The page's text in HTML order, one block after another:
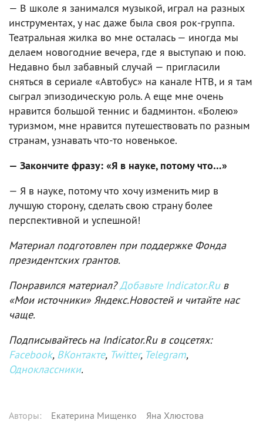
— В школе я занимался музыкой, играл на разных
инструментах, у нас даже была своя рок-группа.
Театральная жилка во мне осталась — иногда мы
делаем новогодние вечера, где я выступаю и пою.
Недавно был забавный случай — пригласили
сняться в сериале «Автобус» на канале НТВ, и я там
сыграл эпизодическую роль. А еще мне очень
нравится большой теннис и бадминтон. «Болею»
туризмом, мне нравится путешествовать по разным
странам, узнавать что-то новенькое.
— Закончите фразу: «Я в науке, потому что…»
— Я в науке, потому что хочу изменить мир в
лучшую сторону, сделать свою страну более
перспективной и успешной!
Материал подготовлен при поддержке Фонда
президентских грантов.
Понравился материал?Добавьте Indicator.Ruв
«Мои источники» Яндекс.Новостей и читайте нас
чаще.
Подписывайтесь на Indicator.Ru в соцсетях:
Facebook, ВКонтакте, Twitter, Telegram,
Одноклассники.
Авторы: Екатерина Мищенко Яна Хлюстова